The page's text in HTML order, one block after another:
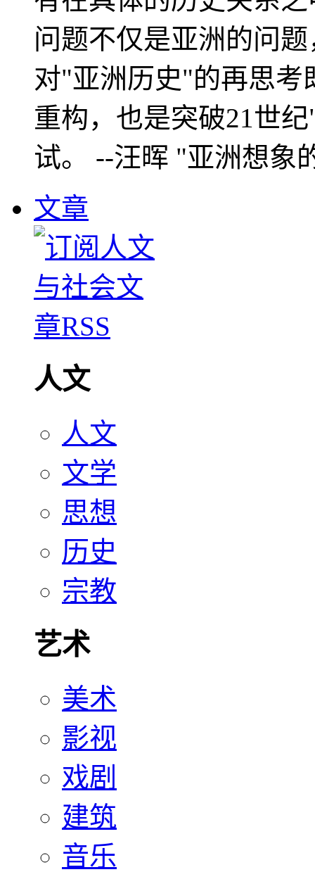
问题不仅是亚洲的问
对"亚洲历史"的再思考
重构，也是突破21世
试。 --汪晖 "亚洲想象
文章
人文
人文
文学
思想
历史
宗教
艺术
美术
影视
戏剧
建筑
音乐